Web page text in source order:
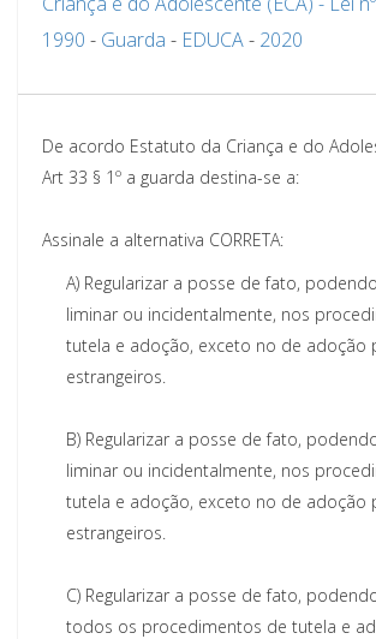
1990 - Guarda - EDUCA- 2020
De acordo Estatuto da Criança e do
Art 33 § 1º a guarda destina-se a:
Assinale a alternativa CORRETA:
A) Regularizar a posse de fato,
liminar ou incidentalmente, nos
tutela e adoção, exceto no de adoção
estrangeiros.
B) Regularizar a posse de fato,
liminar ou incidentalmente, nos
tutela e adoção, exceto no de adoção
estrangeiros.
C) Regularizar a posse de fato,
todos os procedimentos de tutela e